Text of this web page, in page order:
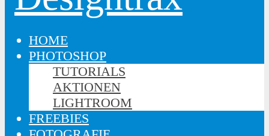
HOME
PHOTOSHOP
TUTORIALS
AKTIONEN
LIGHTROOM
FREEBIES